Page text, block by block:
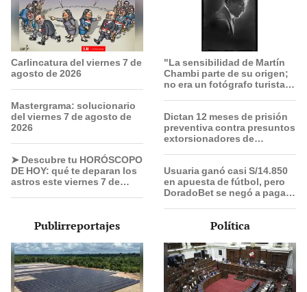
Carlincatura del viernes 7 de
agosto de 2026
Mastergrama: solucionario
del viernes 7 de agosto de
2026
➤ Descubre tu HORÓSCOPO
DE HOY: qué te deparan los
astros este viernes 7 de
"La sensibilidad de Martín
Chambi parte de su origen;
no era un fotógrafo turista,
Dictan 12 meses de prisión
preventiva contra presuntos
extorsionadores de
Usuaria ganó casi S/14.850
en apuesta de fútbol, pero
DoradoBet se negó a pagar:
Publirreportajes Política